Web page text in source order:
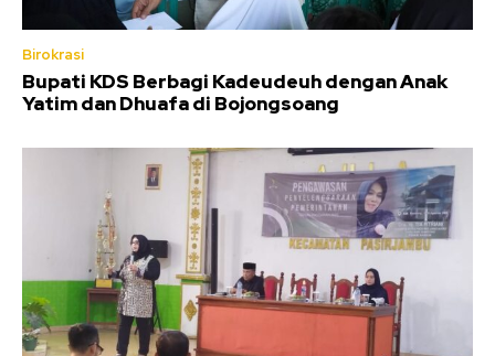
Birokrasi
Bupati KDS Berbagi Kadeudeuh dengan Anak
Yatim dan Dhuafa di Bojongsoang